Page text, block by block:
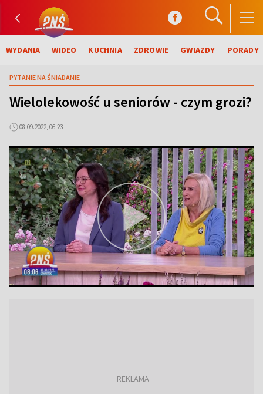
WYDANIA WIDEO KUCHNIA ZDROWIE GWIAZDY PORADY
PYTANIE NA ŚNIADANIE
Wielolekowość u seniorów - czym grozi?
08.09.2022, 06:23